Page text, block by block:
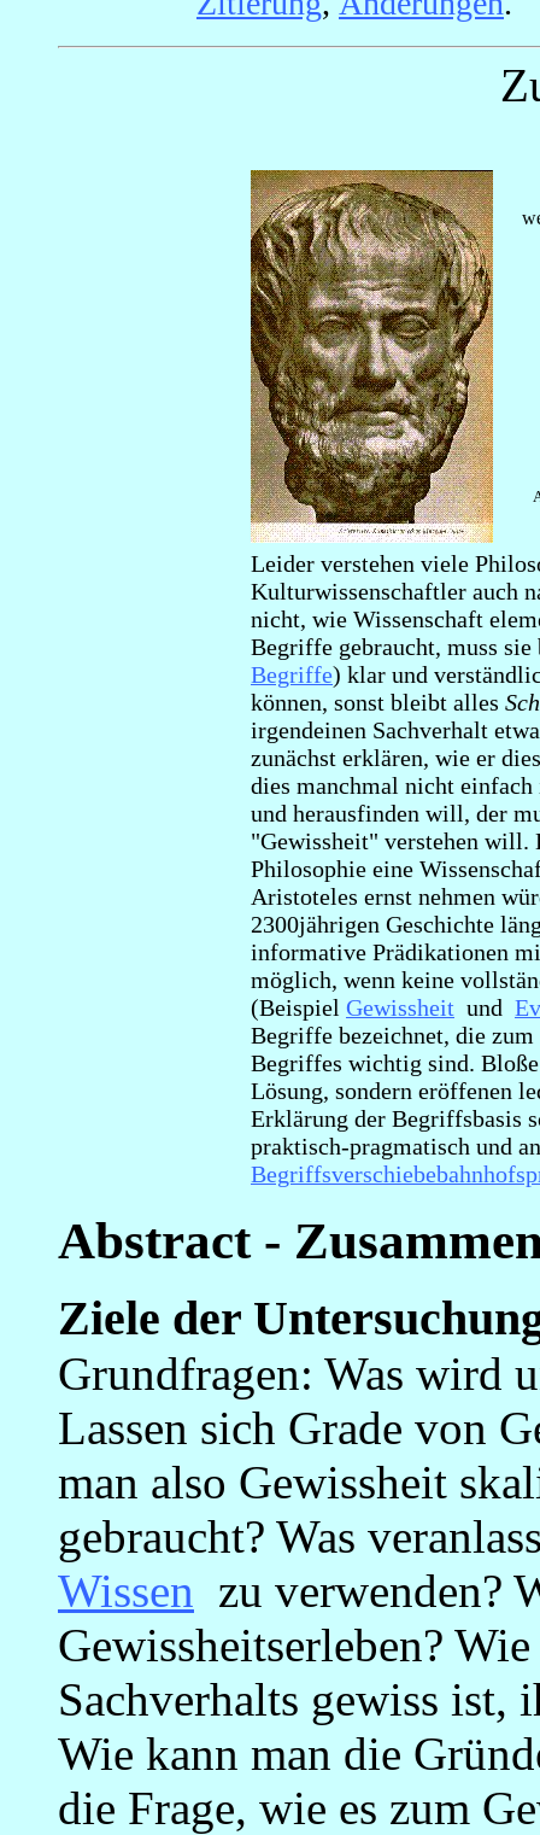
Leider verstehen viele
Kulturwissenschaftler auch
nicht, wie Wissenschaft
Begriffe gebraucht, muss sie
Begriffe) klar und
können, sonst bleibt alles
irgendeinen Sachverhalt
zunächst erklären, wie er
dies manchmal nicht einfach
und herausfinden will, der
"Gewissheit" verstehen will.
Philosophie eine
Aristoteles ernst nehmen
2300jährigen Geschichte
informative Prädikationen
möglich, wenn keine
(Beispiel Gewissheit und
Begriffe bezeichnet, die
Begriffes wichtig sind.
Lösung, sondern eröffenen
Erklärung der Begriffsbasis
praktisch-pragmatisch und
Abstract -
Ziele der
Grundfragen: Was wird
Lassen sich Grade von
man also Gewissheit
gebraucht? Was
Wissen zu verwenden?
Gewissheitserleben?
Sachverhalts gewiss ist,
Wie kann man die
die Frage, wie es zum